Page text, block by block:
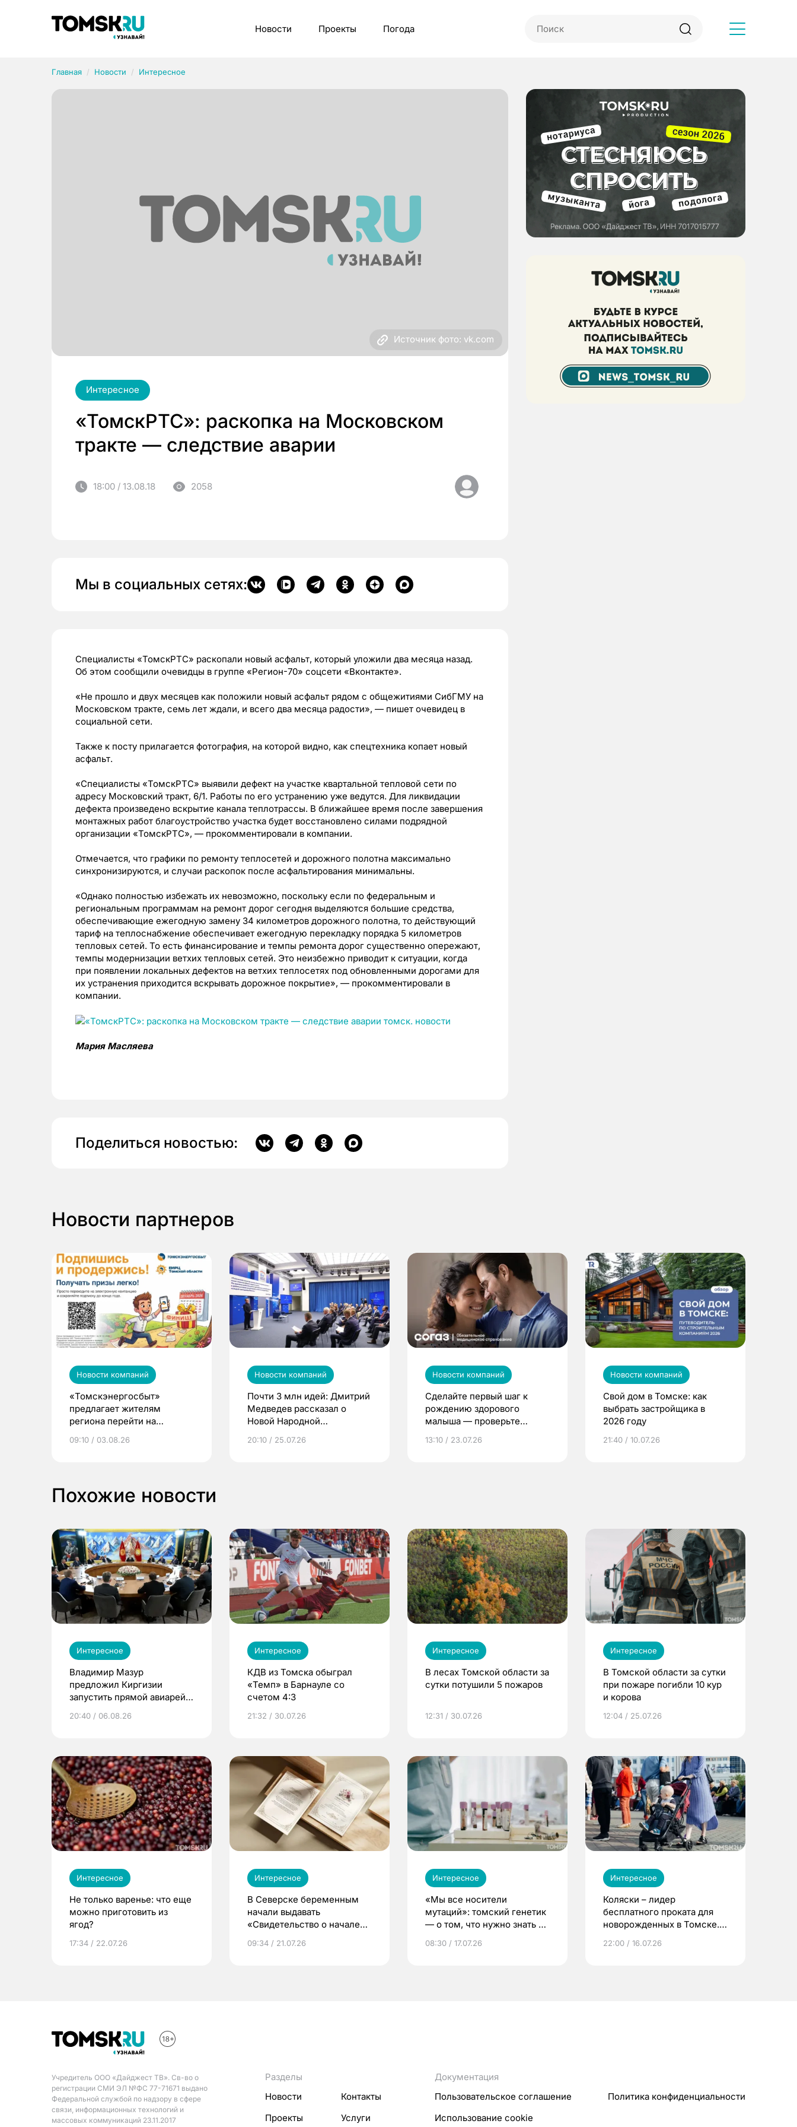
Новости Проекты Погода
Главная Новости Интересное
Источник фото: vk.com
Интересное
«ТомскРТС»: раскопка на Московском
тракте — следствие аварии
18:00 / 13.08.18 2058
Мы в социальных сетях:
Специалисты «ТомскРТС» раскопали новый асфальт, который уложили два месяца назад.
Об этом сообщили очевидцы в группе «Регион-70» соцсети «Вконтакте».
«Не прошло и двух месяцев как положили новый асфальт рядом с общежитиями СибГМУ на
Московском тракте, семь лет ждали, и всего два месяца радости», — пишет очевидец в
социальной сети.
Также к посту прилагается фотография, на которой видно, как спецтехника копает новый
асфальт.
«Специалисты «ТомскРТС» выявили дефект на участке квартальной тепловой сети по
адресу Московский тракт, 6/1. Работы по его устранению уже ведутся. Для ликвидации
дефекта произведено вскрытие канала теплотрассы. В ближайшее время после завершения
монтажных работ благоустройство участка будет восстановлено силами подрядной
организации «ТомскРТС», — прокомментировали в компании.
Отмечается, что графики по ремонту теплосетей и дорожного полотна максимально
синхронизируются, и случаи раскопок после асфальтирования минимальны.
«Однако полностью избежать их невозможно, поскольку если по федеральным и
региональным программам на ремонт дорог сегодня выделяются большие средства,
обеспечивающие ежегодную замену 34 километров дорожного полотна, то действующий
тариф на теплоснабжение обеспечивает ежегодную перекладку порядка 5 километров
тепловых сетей. То есть финансирование и темпы ремонта дорог существенно опережают,
темпы модернизации ветхих тепловых сетей. Это неизбежно приводит к ситуации, когда
при появлении локальных дефектов на ветхих теплосетях под обновленными дорогами для
их устранения приходится вскрывать дорожное покрытие», — прокомментировали в
компании.
Мария Масляева
Поделиться новостью:
Новости партнеров
Новости компаний
«Томскэнергосбыт»
предлагает жителям
региона перейти на
выиграть призы
09:10 / 03.08.26
Новости компаний
Почти 3 млн идей: Дмитрий
Медведев рассказал о
Новой Народной
20:10 / 25.07.26
Новости компаний
Сделайте первый шаг к
рождению здорового
малыша — проверьте
по ОМС!
13:10 / 23.07.26
Новости компаний
Свой дом в Томске: как
выбрать застройщика в
2026 году
21:40 / 10.07.26
Похожие новости
Интересное
Владимир Мазур
предложил Киргизии
запустить прямой авиарейс
20:40 / 06.08.26
Интересное
КДВ из Томска обыграл
«Темп» в Барнауле со
счетом 4:3
21:32 / 30.07.26
Интересное
В лесах Томской области за
сутки потушили 5 пожаров
12:31 / 30.07.26
Интересное
В Томской области за сутки
при пожаре погибли 10 кур
и корова
12:04 / 25.07.26
Интересное
Не только варенье: что еще
можно приготовить из
ягод?
17:34 / 22.07.26
Интересное
В Северске беременным
начали выдавать
«Свидетельство о начале
09:34 / 21.07.26
Интересное
«Мы все носители
мутаций»: томский генетик
— о том, что нужно знать до
08:30 / 17.07.26
Интересное
Коляски – лидер
бесплатного проката для
новорожденных в Томске.
22:00 / 16.07.26
Учредитель ООО «Дайджест ТВ». Св-во о
регистрации СМИ ЭЛ №ФС 77-71671 выдано
Федеральной службой по надзору в сфере
связи, информационных технологий и
массовых коммуникаций 23.11.2017
Разделы
Новости
Контакты
Проекты
Услуги
Документация
Пользовательское соглашение
Политика конфиденциальности
Использование cookie
Рубрики